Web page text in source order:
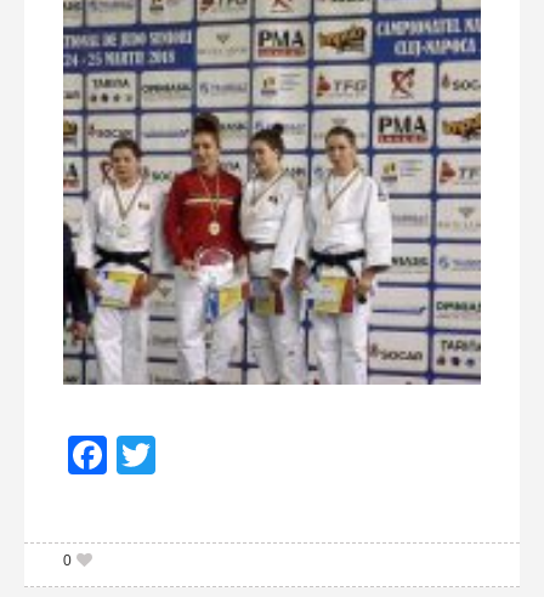
Facebook
0